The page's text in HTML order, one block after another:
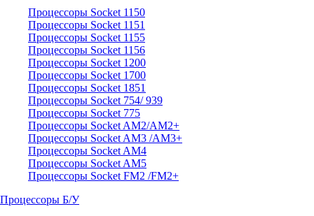
Процессоры Socket 1150
Процессоры Socket 1151
Процессоры Socket 1155
Процессоры Socket 1156
Процессоры Socket 1200
Процессоры Socket 1700
Процессоры Socket 1851
Процессоры Socket 754/ 939
Процессоры Socket 775
Процессоры Socket AM2/AM2+
Процессоры Socket AM3 /AM3+
Процессоры Socket AM4
Процессоры Socket AM5
Процессоры Socket FM2 /FM2+
Процессоры Б/У